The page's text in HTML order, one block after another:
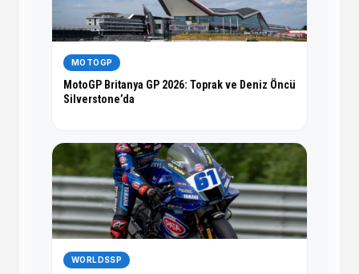
MOTOGP
MotoGP Britanya GP 2026: Toprak ve Deniz Öncü
Silverstone’da
WORLDSSP